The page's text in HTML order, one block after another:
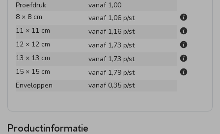
Proefdruk
vanaf 1,00
8 × 8 cm
vanaf 1,06 p/st
11 × 11 cm
vanaf 1,16 p/st
12 × 12 cm
vanaf 1,73 p/st
13 × 13 cm
vanaf 1,73 p/st
15 × 15 cm
vanaf 1,79 p/st
Enveloppen
vanaf 0,35 p/st
Productinformatie